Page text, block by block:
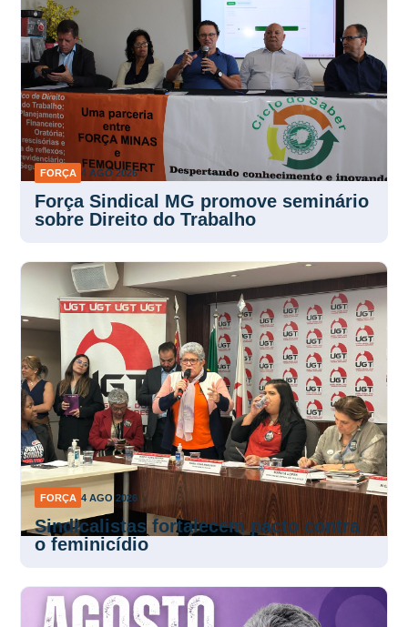
FORÇA 4 AGO 2026
Força Sindical MG promove seminário
sobre Direito do Trabalho
FORÇA 4 AGO 2026
Sindicalistas fortalecem pacto contra
o feminicídio